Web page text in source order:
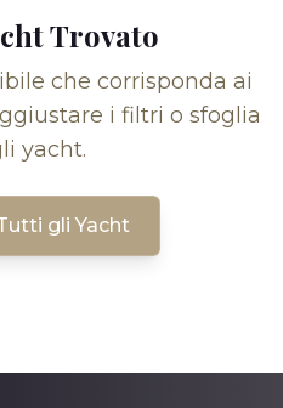
Trovato
che corrisponda ai
i filtri o sfoglia
yacht.
gli Yacht